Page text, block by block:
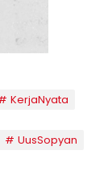
KerjaNyata
UusSopyan